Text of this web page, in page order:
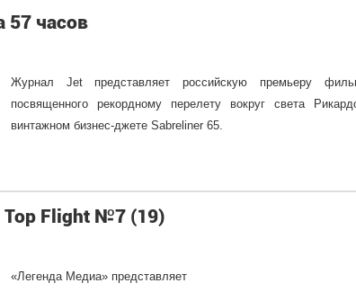
57 часов
Журнал Jet представляет российскую премьеру
посвященного рекордному перелету вокруг света
винтажном бизнес-джете Sabreliner 65.
Top Flight №7 (19)
«Легенда Медиа» представляет